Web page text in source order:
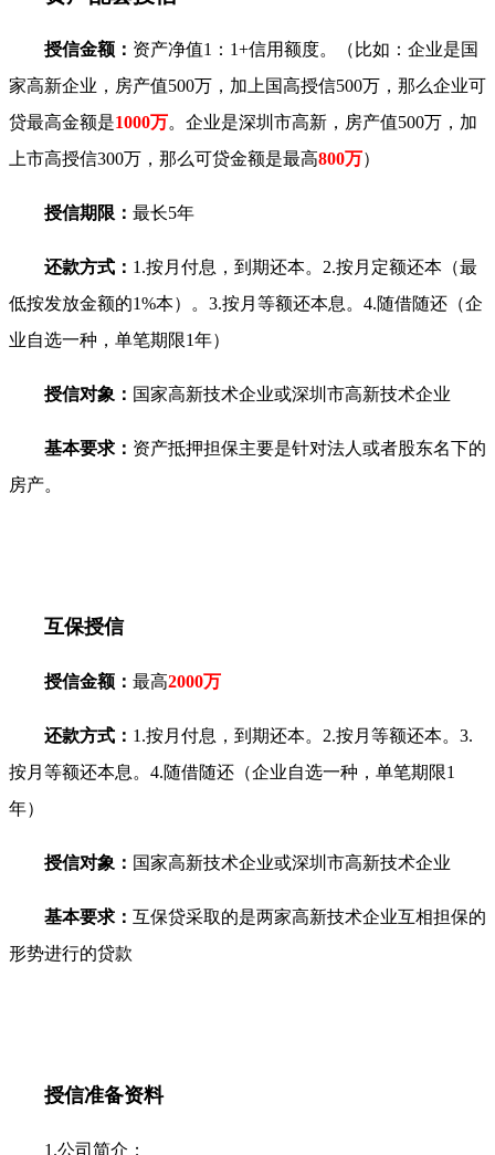
授信金额： 资产净值1：1+信用额度。（比如：企业是国
家高新企业，房产值500万，加上国高授信500万，那么企业可
贷最高金额是1000万。企业是深圳市高新，房产值500万，加
上市高授信300万，那么可贷金额是最高800万）
授信期限： 最长5年
还款方式： 1.按月付息，到期还本。2.按月定额还本（最
低按发放金额的1%本）。3.按月等额还本息。4.随借随还（企
业自选一种，单笔期限1年）
授信对象： 国家高新技术企业或深圳市高新技术企业
基本要求： 资产抵押担保主要是针对法人或者股东名下的
房产。
互保授信
授信金额： 最高2000万
还款方式： 1.按月付息，到期还本。2.按月等额还本。3.
按月等额还本息。4.随借随还（企业自选一种，单笔期限1
年）
授信对象： 国家高新技术企业或深圳市高新技术企业
基本要求： 互保贷采取的是两家高新技术企业互相担保的
形势进行的贷款
授信准备资料
1.公司简介；